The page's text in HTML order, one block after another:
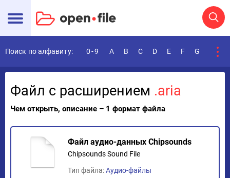
Поиск по алфавиту: 0-9 A B C D E F G
Файл с расширением .aria
Чем открыть, описание – 1 формат файла
Файл аудио-данных Chipsounds
Chipsounds Sound File
Тип файла:Аудио-файлы